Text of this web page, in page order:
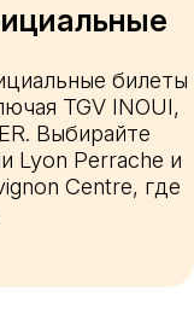
билеты
TGV INOUI,
Выбирайте
Lyon Perrache и
Centre, где